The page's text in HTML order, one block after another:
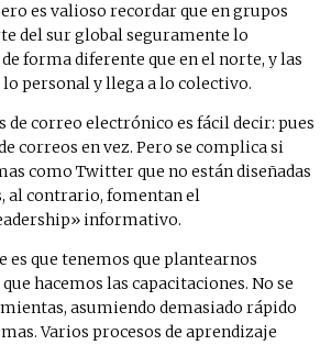
es valioso recordar que en grupos
del sur global seguramente lo
forma diferente que en el norte, y las
lo personal y llega a lo colectivo.
de correo electrónico es fácil decir: pues
correos en vez. Pero se complica si
como Twitter que no están diseñadas
al contrario, fomentan el
informativo.
que tenemos que plantearnos
hacemos las capacitaciones. No se
asumiendo demasiado rápido
Varios procesos de aprendizaje